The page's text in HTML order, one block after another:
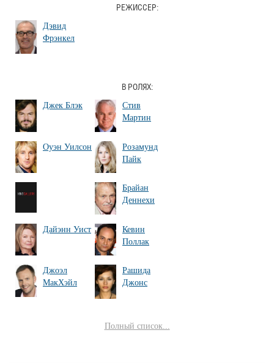
РЕЖИССЕР:
Дэвид
Фрэнкел
В РОЛЯХ:
Джек Блэк
Стив
Мартин
Оуэн Уилсон
Розамунд
Пайк
Брайан
Деннехи
Дайэнн Уист
Кевин
Поллак
Джоэл
МакХэйл
Рашида
Джонс
Полный список...